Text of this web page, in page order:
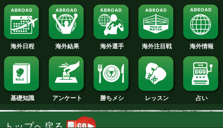
2012年
2011年
2010年